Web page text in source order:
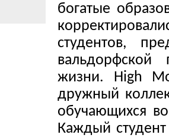
богатые
студентов,
вальдорфской
жизни. High
дружный
обучающихся
Каждый